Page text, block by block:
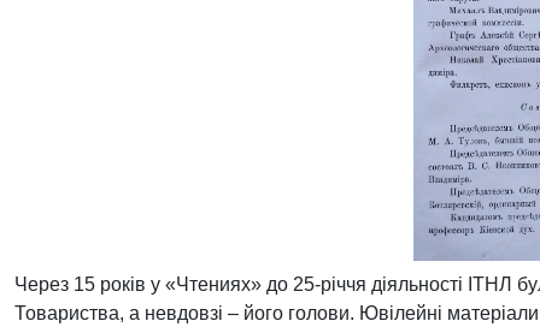
Через 15 років у «Чтениях» до 25-річчя діяльності
Товариства, а невдовзі – його голови. Ювілейні